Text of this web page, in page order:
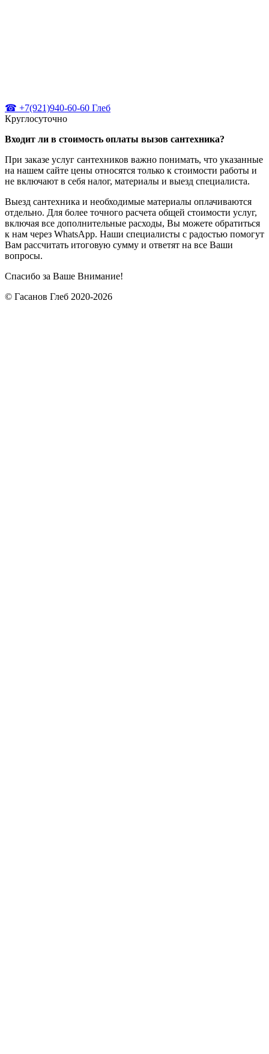
☎ +7(921)940-60-60 Глеб
Круглосуточно
Входит ли в стоимость оплаты вызов сантехника?
При заказе услуг сантехников важно понимать, что указанные
на нашем сайте цены относятся только к стоимости работы и
не включают в себя налог, материалы и выезд специалиста.
Выезд сантехника и необходимые материалы оплачиваются
отдельно. Для более точного расчета общей стоимости услуг,
включая все дополнительные расходы, Вы можете обратиться
к нам через WhatsApp. Наши специалисты с радостью помогут
Вам рассчитать итоговую сумму и ответят на все Ваши
вопросы.
Спасибо за Ваше Внимание!
© Гасанов Глеб 2020-2026